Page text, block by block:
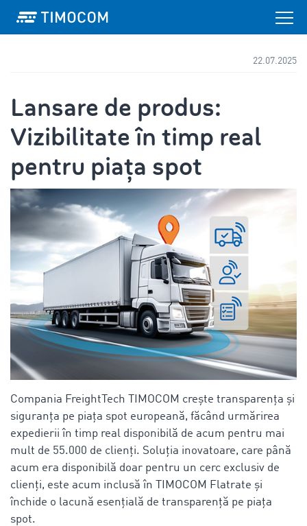
22.07.2025
Lansare de produs:
Vizibilitate în timp real
pentru piața spot
Compania FreightTech TIMOCOM crește transparența și
siguranța pe piața spot europeană, făcând urmărirea
expedierii în timp real disponibilă de acum pentru mai
mult de 55.000 de clienți. Soluția inovatoare, care până
acum era disponibilă doar pentru un cerc exclusiv de
clienți, este acum inclusă în TIMOCOM Flatrate și
închide o lacună esențială de transparență pe piața
spot.